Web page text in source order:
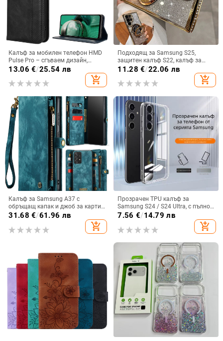
Калъф за мобилен телефон HMD
Pulse Pro – сгъваем дизайн,
магнитно задържане, джоб за
карти, TPU кожа, удароустойчив
13.06 €/25.54 лв
add_shopping_cart
Подходящ за Samsung S25,
защитен калъф S22, калъф за
мобилен телефон Edge Drill, S24,
прозрачен магнитен държач със
стрази A56, брокат против
11.28 €/22.06 лв
add_shopping_cart
Калъф за Samsung A37 с
обръщащ капак и джоб за карти,
защита от падане, A16 джоб за
магнитно затваряне
31.68 €/61.96 лв
add_shopping_cart
Прозрачен TPU калъф за
Samsung S24 / S24 Ultra, с пълно
покритие и защита на камерата
7.56 €/14.79 лв
add_shopping_cart